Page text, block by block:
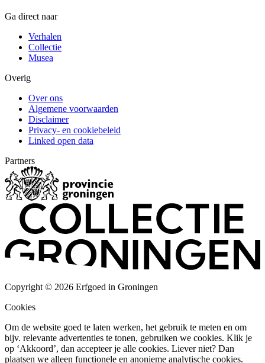
Ga direct naar
Verhalen
Collectie
Musea
Overig
Over ons
Algemene voorwaarden
Disclaimer
Privacy- en cookiebeleid
Linked open data
Partners
Copyright © 2026 Erfgoed in Groningen
Cookies
Om de website goed te laten werken, het gebruik te meten en om
bijv. relevante advertenties te tonen, gebruiken we cookies. Klik je
op ‘Akkoord’, dan accepteer je alle cookies. Liever niet? Dan
plaatsen we alleen functionele en anonieme analytische cookies.